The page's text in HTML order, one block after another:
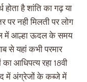
है शांति का गढ़ या
पर नही मिलती पर लोग
में आल्हा ऊदल के समय
से यहां कभी परमार
आधिपत्य रहा 18वी
में अंग्रेजों के कब्जे में